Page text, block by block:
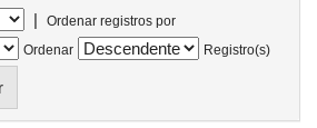
|
Ordenar registros por
Ordenar
Registro(s)